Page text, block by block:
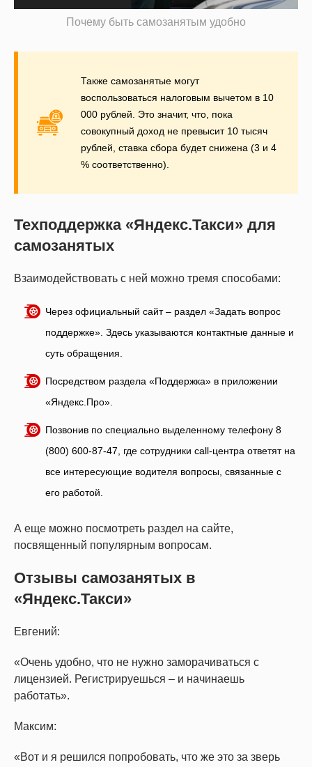
Почему быть самозанятым удобно
Также самозанятые могут
воспользоваться налоговым вычетом в 10
000 рублей. Это значит, что, пока
совокупный доход не превысит 10 тысяч
рублей, ставка сбора будет снижена (3 и 4
% соответственно).
Техподдержка «Яндекс.Такси» для
самозанятых
Взаимодействовать с ней можно тремя способами:
Через официальный сайт – раздел «Задать вопрос
поддержке». Здесь указываются контактные данные и
суть обращения.
Посредством раздела «Поддержка» в приложении
«Яндекс.Про».
Позвонив по специально выделенному телефону 8
(800) 600-87-47, где сотрудники call-центра ответят на
все интересующие водителя вопросы, связанные с
его работой.
А еще можно посмотреть раздел на сайте,
посвященный популярным вопросам.
Отзывы самозанятых в
«Яндекс.Такси»
Евгений:
«Очень удобно, что не нужно заморачиваться с
лицензией. Регистрируешься – и начинаешь
работать».
Максим:
«Вот и я решился попробовать, что же это за зверь